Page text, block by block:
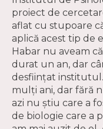
proiect de
aflat cu stupoare
aplică acest tip de
Habar nu aveam
durat un an, dar
desfiinţat
mulţi ani, dar fără
azi nu ştiu care a
de biologie care a